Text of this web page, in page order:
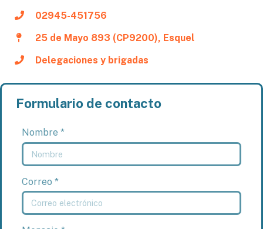
02945-451756
25 de Mayo 893 (CP9200), Esquel
Delegaciones y brigadas
Formulario de contacto
Nombre *
Correo *